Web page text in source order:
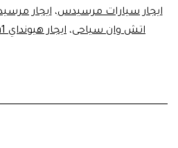
ايجار سيارات مرسيدس،ايجار
اتش وان سياحى، ايجار هيونداي h1